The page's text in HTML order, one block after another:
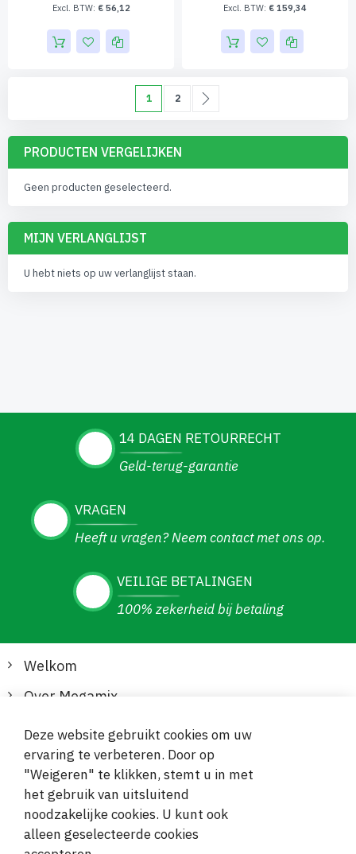
€ 56,12 € 159,34
U lees momenteel pagina
1 Pagina
2
PRODUCTEN VERGELIJKEN
Geen producten geselecteerd.
MIJN VERLANGLIJST
U hebt niets op uw verlanglijst staan.
14 DAGEN RETOURRECHT
Geld-terug-garantie
VRAGEN
Heeft u vragen? Neem contact met ons op.
VEILIGE BETALINGEN
100% zekerheid bij betaling
Welkom
Over Megamix
Informatie
Klantenservice
Veilige en gemakkelijke betalingen
Deze website gebruikt cookies om uw
ervaring te verbeteren. Door op
"Weigeren" te klikken, stemt u in met
het gebruik van uitsluitend
noodzakelijke cookies. U kunt ook
alleen geselecteerde cookies